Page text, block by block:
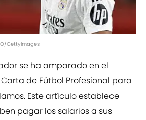
GettyImages
se ha amparado en el
de Fútbol Profesional para
Este artículo establece
pagar los salarios a sus